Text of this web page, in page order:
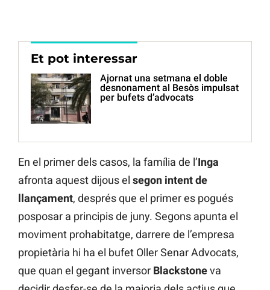
Et pot interessar
Ajornat una setmana el doble
desnonament al Besòs impulsat
per bufets d’advocats
En el primer dels casos, la família de l’Inga
afronta aquest dijous el segon intent de
llançament, després que el primer es pogués
posposar a principis de juny. Segons apunta el
moviment prohabitatge, darrere de l’empresa
propietària hi ha el bufet Oller Senar Advocats,
que quan el gegant inversor Blackstoneva